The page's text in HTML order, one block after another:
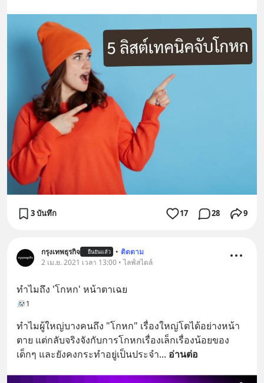
3 บันทึก 17 28 9
กรุงเทพธุรกิจ ยืนยันแล้ว • ติดตาม
2 เม.ย. 2021 เวลา 13:00 • ไลฟ์สไตล์
ทำไมถึง 'โกหก' หน้าตาเฉย
1
ทำไมผู้ใหญ่บางคนถึง "โกหก" เรื่องใหญ่โตได้อย่างหน้า
ตาย แต่กลับจริงจังกับการโกหกเรื่องเล็กเรื่องน้อยของ
เด็กๆ และยังคงกระทำอยู่เป็นประจำ... อ่านต่อ